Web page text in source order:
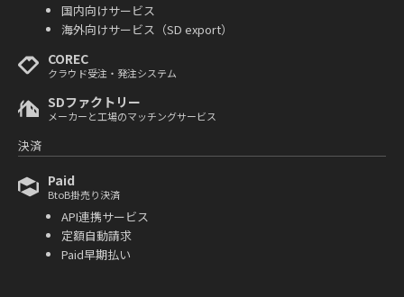
国内向けサービス
海外向けサービス（SD export）
COREC
クラウド受注・発注システム
SDファクトリー
メーカーと工場のマッチングサービス
決済
Paid
BtoB掛売り決済
API連携サービス
定額自動請求
Paid早期払い